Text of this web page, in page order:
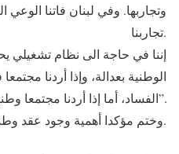
وتجاربها. وفي لبنان فاتنا
تجاربنا.
إننا في حاجة الى نظام تشغيلي
الوطنية بعدالة، وإذا أردنا
الفساد، أما إذا أردنا مجتمعا وطنيا فعلينا تحفيز مجتمع كهذا”.
وختم مؤكدا أهمية وجود عقد وطني يحمي الجميع.